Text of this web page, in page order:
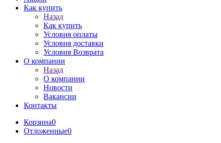
Как купить
Назад
Как купить
Условия оплаты
Условия доставки
Условия Возврата
О компании
Назад
О компании
Новости
Вакансии
Контакты
Корзина0
Отложенные0